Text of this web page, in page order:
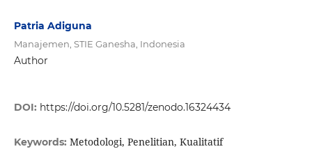
Patria Adiguna
Manajemen, STIE Ganesha, Indonesia
Author
DOI: https://doi.org/10.5281/zenodo.16324434
Keywords: Metodologi, Penelitian, Kualitatif